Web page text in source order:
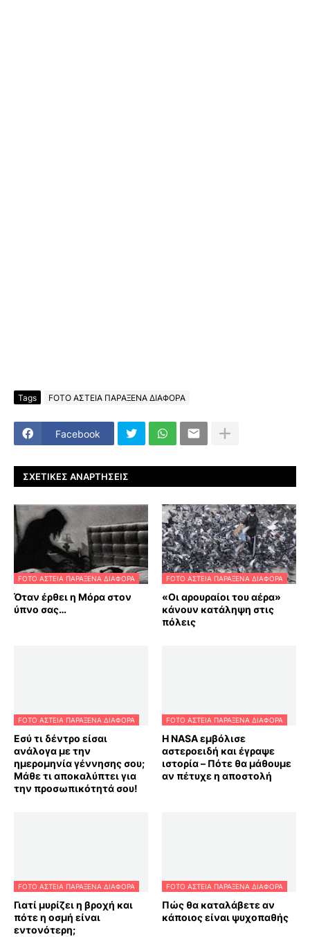
Tags FOTO ΑΣΤΕΙΑ ΠΑΡΑΞΕΝΑ ΔΙΑΦΟΡΑ
Facebook
ΣΧΕΤΙΚΈΣ ΑΝΑΡΤΉΣΕΙΣ
FOTO ΑΣΤΕΙΑ ΠΑΡΑΞΕΝΑ ΔΙΑΦΟΡΑ
Όταν έρθει η Μόρα στον
ύπνο σας…
FOTO ΑΣΤΕΙΑ ΠΑΡΑΞΕΝΑ ΔΙΑΦΟΡΑ
«Οι αρουραίοι του αέρα»
κάνουν κατάληψη στις
πόλεις
FOTO ΑΣΤΕΙΑ ΠΑΡΑΞΕΝΑ ΔΙΑΦΟΡΑ
Εσύ τι δέντρο είσαι
ανάλογα με την
ημερομηνία γέννησης σου;
Μάθε τι αποκαλύπτει για
την προσωπικότητά σου!
FOTO ΑΣΤΕΙΑ ΠΑΡΑΞΕΝΑ ΔΙΑΦΟΡΑ
Η NASA εμβόλισε
αστεροειδή και έγραψε
ιστορία – Πότε θα μάθουμε
αν πέτυχε η αποστολή
FOTO ΑΣΤΕΙΑ ΠΑΡΑΞΕΝΑ ΔΙΑΦΟΡΑ
Γιατί μυρίζει η βροχή και
πότε η οσμή είναι
εντονότερη;
FOTO ΑΣΤΕΙΑ ΠΑΡΑΞΕΝΑ ΔΙΑΦΟΡΑ
Πώς θα καταλάβετε αν
κάποιος είναι ψυχοπαθής